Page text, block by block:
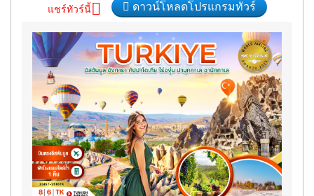
แชร์ทัวร์นี้ ดาวน์โหลดโปรแกรมทัวร์